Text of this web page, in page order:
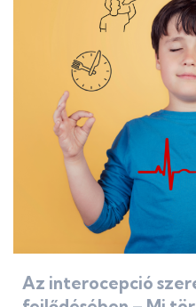
Az interocepció